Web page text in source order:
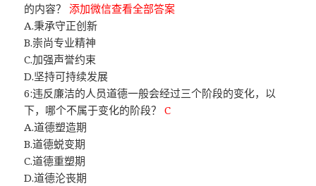
的内容？添加微信查看全部答案
A.秉承守正创新
B.崇尚专业精神
C.加强声誉约束
D.坚持可持续发展
6:违反廉洁的人员道德一般会经过三个阶段的变化，以
下，哪个不属于变化的阶段？C
A.道德塑造期
B.道德蜕变期
C.道德重塑期
D.道德沦丧期